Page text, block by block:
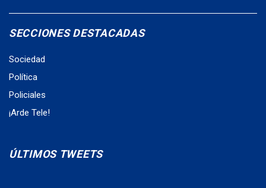
SECCIONES DESTACADAS
Sociedad
Política
Policiales
¡Arde Tele!
ÚLTIMOS TWEETS